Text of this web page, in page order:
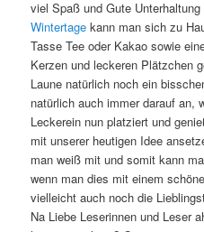
viel Spaß und Gute
Wintertage kann man sich zu
Tasse Tee oder Kakao sowie
Kerzen und leckeren Plätzchen
Laune natürlich noch ein
natürlich auch immer darauf an,
Leckerein nun platziert und
mit unserer heutigen Idee
man weiß mit und somit kann
wenn man dies mit einem
vielleicht auch noch die
Na Liebe Leserinnen und Leser